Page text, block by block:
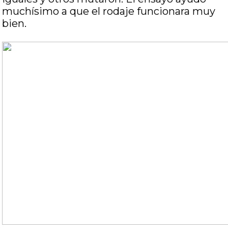
muchísimo a que el rodaje funcionara muy
bien.